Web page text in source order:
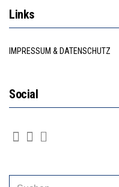
Links
IMPRESSUM & DATENSCHUTZ
Social